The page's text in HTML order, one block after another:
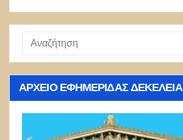
ΑΡΧΕΊΟ ΕΦΗΜΕΡΊΔΑΣ ΔΕΚΈΛΕΙΑ